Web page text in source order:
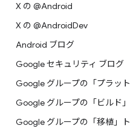
X の @Android
X の @AndroidDev
Android ブログ
Google セキュリティ ブログ
Google グループの「プラッ
Google グループの「ビルド
Google グループの「移植」